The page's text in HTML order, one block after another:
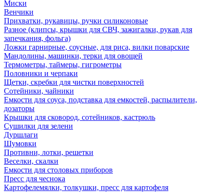
Миски
Венчики
Прихватки, рукавицы, ручки силиконовые
Разное (клипсы, крышки для СВЧ, зажигалки, рукав для
запечкания, фольга)
Ложки гарнирные, соусные, для риса, вилки поварские
Мандолины, машинки, терки для овощей
Термометры, таймеры, гигрометры
Половники и черпаки
Щетки, скребки для чистки поверхностей
Сотейники, чайники
Емкости для соуса, подставка для емкостей, распылители,
дозаторы
Крышки для сковород, сотейников, кастрюль
Сушилки для зелени
Дуршлаги
Шумовки
Противни, лотки, решетки
Веселки, скалки
Емкости для столовых приборов
Пресс для чеснока
Картофелемялки, толкушки, пресс для картофеля